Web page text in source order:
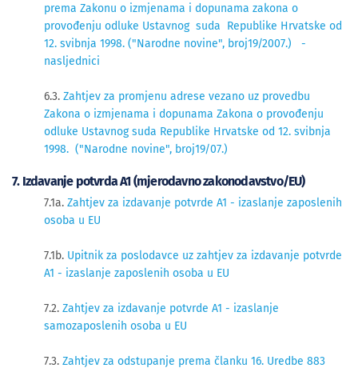
prema Zakonu o izmjenama i dopunama zakona o
provođenju odluke Ustavnog suda Republike Hrvatske od
12. svibnja 1998. ("Narodne novine", broj19/2007.) -
nasljednici
6.3. Zahtjev za promjenu adrese vezano uz provedbu
Zakona o izmjenama i dopunama Zakona o provođenju
odluke Ustavnog suda Republike Hrvatske od 12. svibnja
1998. ("Narodne novine", broj19/07.)
7. Izdavanje potvrda A1 (mjerodavno zakonodavstvo/EU)
7.1a. Zahtjev za izdavanje potvrde A1 - izaslanje zaposlenih
osoba u EU
7.1b. Upitnik za poslodavce uz zahtjev za izdavanje potvrde
A1 - izaslanje zaposlenih osoba u EU
7.2. Zahtjev za izdavanje potvrde A1 - izaslanje
samozaposlenih osoba u EU
7.3. Zahtjev za odstupanje prema članku 16. Uredbe 883